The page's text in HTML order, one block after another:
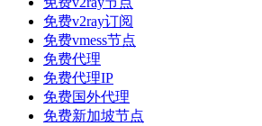
免费v2ray订阅
免费vmess节点
免费代理
免费代理IP
免费国外代理
免费新加坡节点